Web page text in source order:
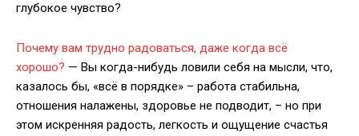
глубокое чувство?
Почему вам трудно радоваться, даже когда всё
хорошо? — Вы когда-нибудь ловили себя на мысли, что,
казалось бы, «всё в порядке» – работа стабильна,
отношения налажены, здоровье не подводит, – но при
этом искренняя радость, легкость и ощущение счастья